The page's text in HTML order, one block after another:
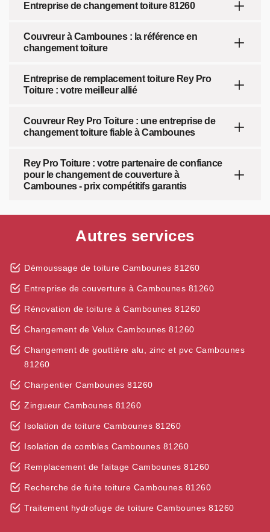
Entreprise de changement toiture 81260
Couvreur à Cambounes : la référence en
changement toiture
Entreprise de remplacement toiture Rey Pro
Toiture : votre meilleur allié
Couvreur Rey Pro Toiture : une entreprise de
changement toiture fiable à Cambounes
Rey Pro Toiture : votre partenaire de confiance
pour le changement de couverture à
Cambounes - prix compétitifs garantis
Autres services
Démoussage de toiture Cambounes 81260
Entreprise de couverture à Cambounes 81260
Rénovation de toiture à Cambounes 81260
Changement de Velux Cambounes 81260
Changement de gouttière alu, zinc et pvc Cambounes
81260
Charpentier Cambounes 81260
Zingueur Cambounes 81260
Isolation de toiture Cambounes 81260
Isolation de combles Cambounes 81260
Remplacement de faitage Cambounes 81260
Recherche de fuite toiture Cambounes 81260
Traitement hydrofuge de toiture Cambounes 81260